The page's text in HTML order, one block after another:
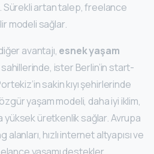
Sürekli artan talep, freelance
modeli sağlar.
avantajı, esnek yaşam
ister Berlin’in start-
sakin kıyı şehirlerinde
yaşam modeli, daha iyi iklim,
yüksek üretkenlik sağlar. Avrupa
hızlı internet altyapısı ve